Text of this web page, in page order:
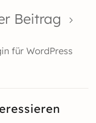
Beitrag
für WordPress